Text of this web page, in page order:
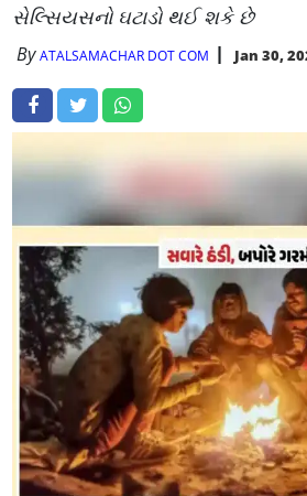
સેલ્સિયસનો ઘટાડો થઈ શકે છે
ByATALSAMACHAR DOT COM Jan 30,